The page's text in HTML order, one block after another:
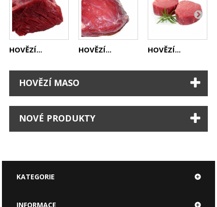
HOVĚZÍ... HOVĚZÍ... HOVĚZÍ...
HOVĚZÍ MASO
NOVÉ PRODUKTY
KATEGORIE
INFORMACE